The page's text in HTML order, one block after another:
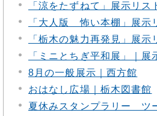
「涼をたずねて」展示リス
「大人版 怖い本棚」展示
「栃木の魅力再発見」展示
「ミニとちぎ平和展」｜展
8月の一般展示｜西方館
おはなし広場｜栃木図書館
夏休みスタンプラリー ツ